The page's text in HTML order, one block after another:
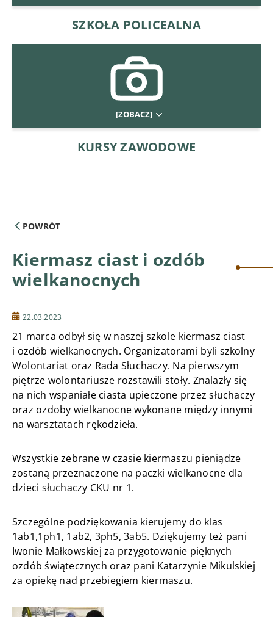
SZKOŁA POLICEALNA
[ZOBACZ]
KURSY ZAWODOWE
POWRÓT
Kiermasz ciast i ozdób
wielkanocnych
22.03.2023
21 marca odbył się w naszej szkole kiermasz ciast
i ozdób wielkanocnych. Organizatorami byli szkolny
Wolontariat oraz Rada Słuchaczy. Na pierwszym
piętrze wolontariusze rozstawili stoły. Znalazły się
na nich wspaniałe ciasta upieczone przez słuchaczy
oraz ozdoby wielkanocne wykonane między innymi
na warsztatach rękodzieła.
Wszystkie zebrane w czasie kiermaszu pieniądze
zostaną przeznaczone na paczki wielkanocne dla
dzieci słuchaczy CKU nr 1.
Szczególne podziękowania kierujemy do klas
1ab1,1ph1, 1ab2, 3ph5, 3ab5. Dziękujemy też pani
Iwonie Małkowskiej za przygotowanie pięknych
ozdób świątecznych oraz pani Katarzynie Mikulskiej
za opiekę nad przebiegiem kiermaszu.